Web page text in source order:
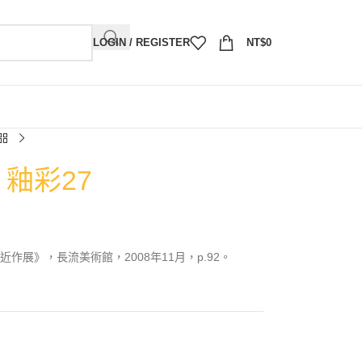
LOGIN / REGISTER NT$0
彩27
作展》，長流美術館，2008年11月，p.92。